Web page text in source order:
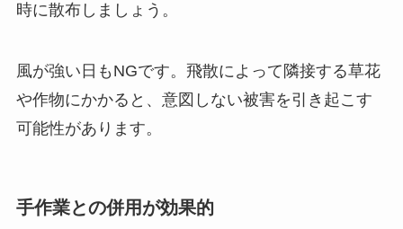
時に散布しましょう。
風が強い日もNGです。飛散によって隣接する草花
や作物にかかると、意図しない被害を引き起こす
可能性があります。
手作業との併用が効果的